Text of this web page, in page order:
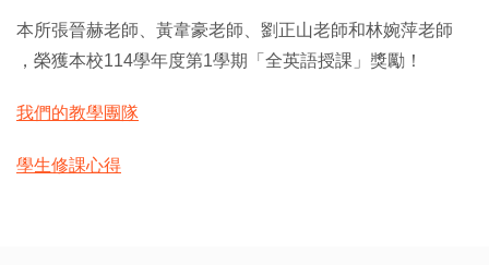
本所張晉赫老師、黃韋豪老師、劉正山老師和林婉萍老師
，榮獲本校114學年度第1學期「全英語授課」獎勵！
我們的教學團隊
學生修課心得